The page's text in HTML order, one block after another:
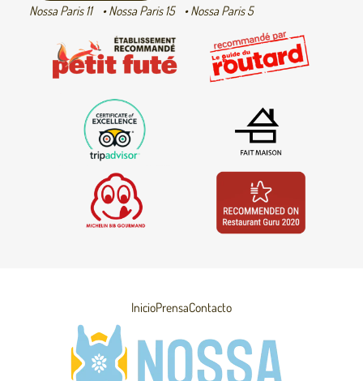
Nossa Paris 11 Nossa Paris 15 Nossa Paris 5
InicioPrensaContacto